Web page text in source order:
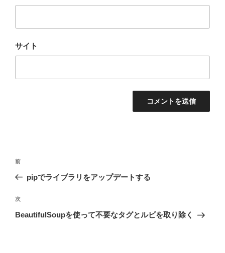
サイト
投
ビ
ゲ
前
の
稿
前
pipでライブラリをアップデートする
次
の
次
BeautifulSoupを使って不要なタグとルビを取り除く